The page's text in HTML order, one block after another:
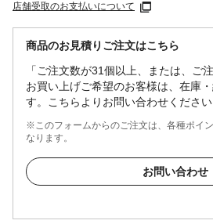
店舗受取のお支払いについて
商品のお見積りご注文はこちら
「ご注文数が31個以上、または、ご
お買い上げご希望のお客様は、在庫
す。こちらよりお問い合わせください
※このフォームからのご注文は、各種ポイ
なります。
お問い合わせ